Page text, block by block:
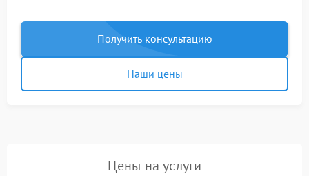
Получить консультацию
Наши цены
Цены на услуги